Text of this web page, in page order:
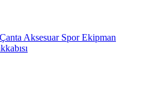
Çanta Aksesuar Spor Ekipman